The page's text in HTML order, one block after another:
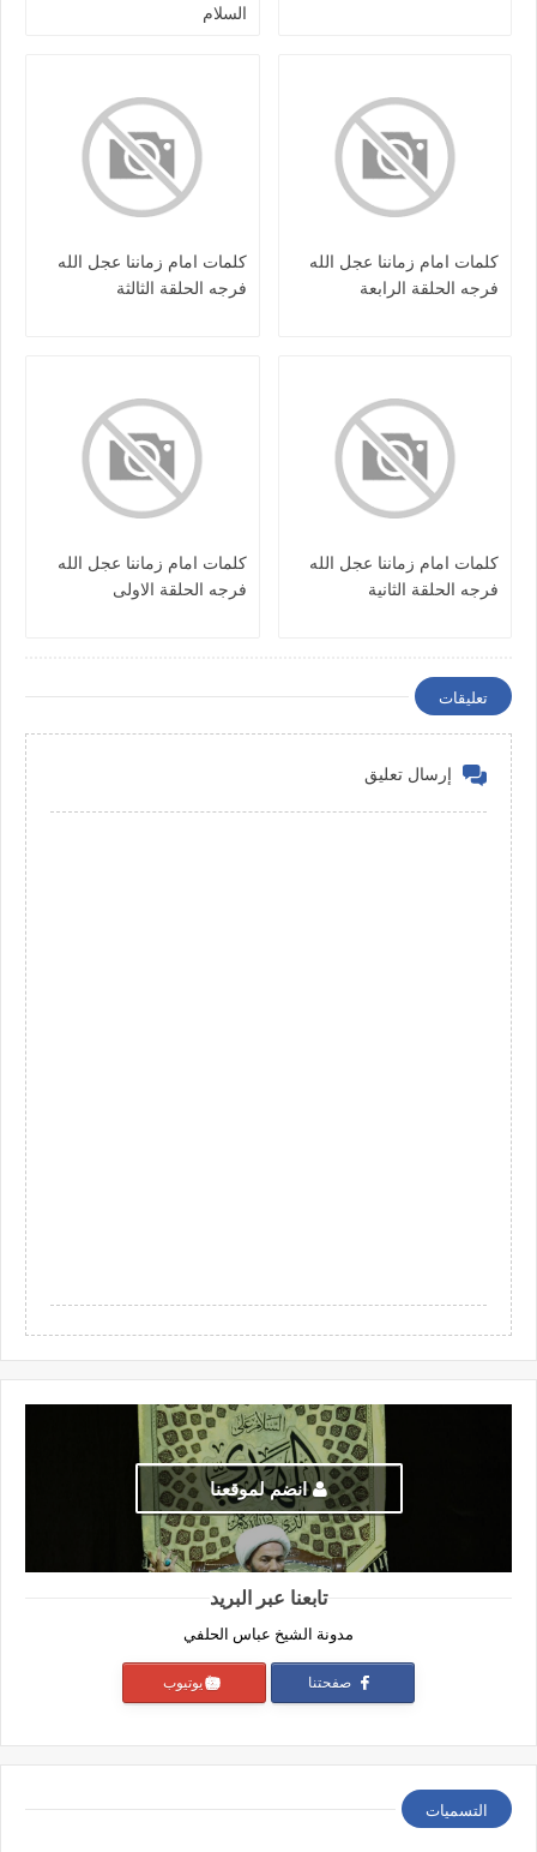
السلام
كلمات امام زماننا عجل الله
فرجه الحلقة الرابعة
كلمات امام زماننا عجل الله
فرجه الحلقة الثالثة
كلمات امام زماننا عجل الله
فرجه الحلقة الثانية
كلمات امام زماننا عجل الله
فرجه الحلقة الاولى
تعليقات
إرسال تعليق
انضم لموقعنا
تابعنا عبر البريد
مدونة الشيخ عباس الحلفي
صفحتنا يوتيوب
التسميات